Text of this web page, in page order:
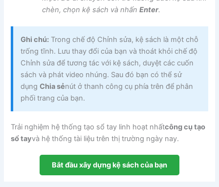
chèn, chọn kệ sách và nhấnEnter.
Ghi chú: Trong chế độ Chỉnh sửa, kệ sách là một chỗ
trống tĩnh. Lưu thay đổi của bạn và thoát khỏi chế độ
Chỉnh sửa để tương tác với kệ sách, duyệt các cuốn
sách và phát video nhúng. Sau đó bạn có thể sử
dụngChia sẻnút ở thanh công cụ phía trên để phân
phối trang của bạn.
Trải nghiệm hệ thống tạo sổ tay linh hoạt nhấtcông cụ tạo
sổ tayvà hệ thống tài liệu trên thị trường ngày nay.
Bắt đầu xây dựng kệ sách của bạn